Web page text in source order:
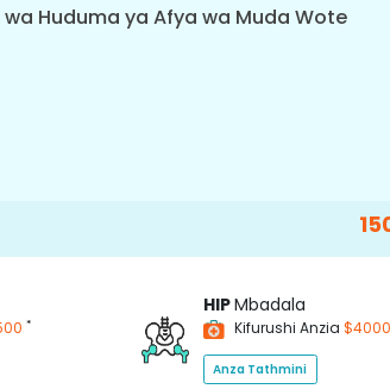
Huduma ya Afya wa Muda Wote
*
HIPMbadala
Kifurushi Anzia $4000
Anza Tathmini